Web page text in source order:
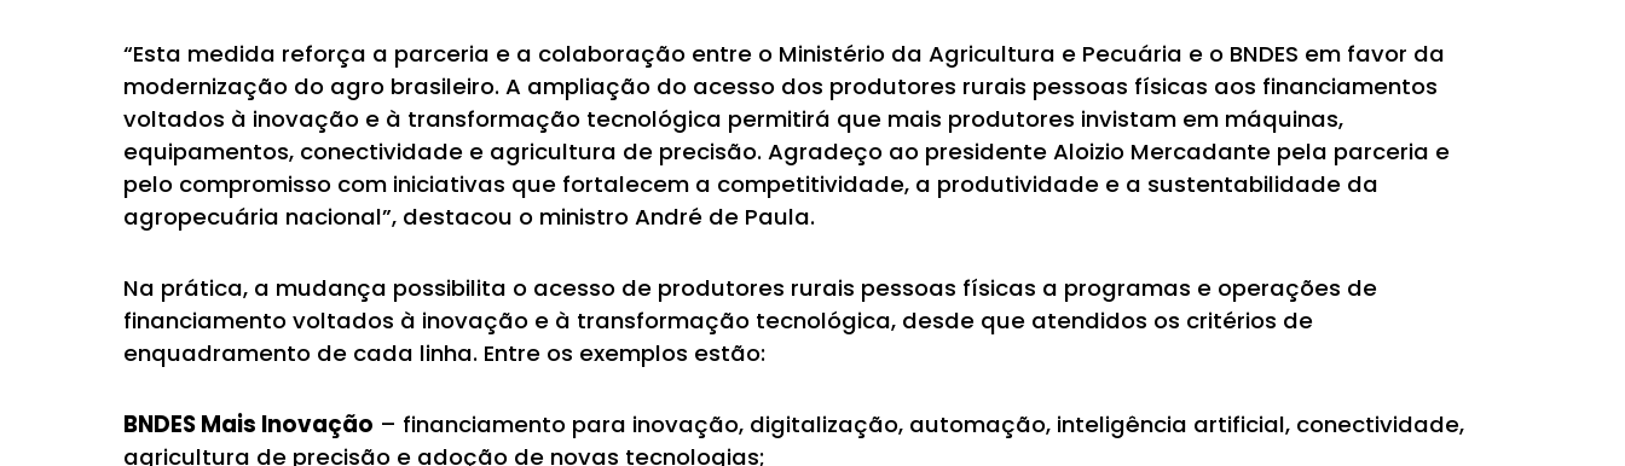
“Esta medida reforça a parceria e a colaboração entre o Ministério da Agricultura e Pecuária e o BNDES em favor da
modernização do agro brasileiro. A ampliação do acesso dos produtores rurais pessoas físicas aos financiamentos
voltados à inovação e à transformação tecnológica permitirá que mais produtores invistam em máquinas,
equipamentos, conectividade e agricultura de precisão. Agradeço ao presidente Aloizio Mercadante pela parceria e
pelo compromisso com iniciativas que fortalecem a competitividade, a produtividade e a sustentabilidade da
agropecuária nacional”, destacou o ministro André de Paula.
Na prática, a mudança possibilita o acesso de produtores rurais pessoas físicas a programas e operações de
financiamento voltados à inovação e à transformação tecnológica, desde que atendidos os critérios de
enquadramento de cada linha. Entre os exemplos estão:
BNDES Mais Inovação – financiamento para inovação, digitalização, automação, inteligência artificial, conectividade,
agricultura de precisão e adoção de novas tecnologias;